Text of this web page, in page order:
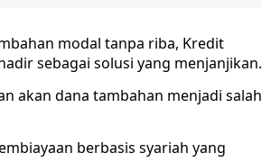
modal tanpa riba, Kredit
sebagai solusi yang menjanjikan.
akan dana tambahan menjadi salah
berbasis syariah yang